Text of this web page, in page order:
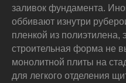
заливок фундамента.
оббивают изнутри
пленкой из полиэтилена,
строительная форма не
монолитной плиты на
для легкого отделения